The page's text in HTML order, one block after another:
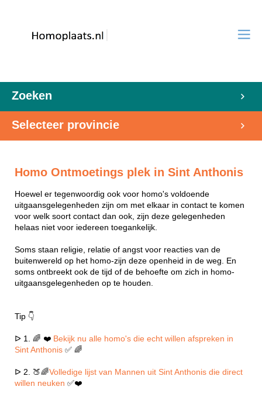
Zoeken
Selecteer provincie
Homo Ontmoetings plek in Sint Anthonis
Hoewel er tegenwoordig ook voor homo's voldoende
uitgaansgelegenheden zijn om met elkaar in contact te komen
voor welk soort contact dan ook, zijn deze gelegenheden
helaas niet voor iedereen toegankelijk.
Soms staan religie, relatie of angst voor reacties van de
buitenwereld op het homo-zijn deze openheid in de weg. En
soms ontbreekt ook de tijd of de behoefte om zich in homo-
uitgaansgelegenheden op te houden.
Tip 👇
ᐅ 1. 🌈 ❤️ Bekijk nu alle homo's die echt willen afspreken in
Sint Anthonis ✅ 🌈
ᐅ 2. 🍑🌈Volledige lijst van Mannen uit Sint Anthonis die direct
willen neuken ✅❤️